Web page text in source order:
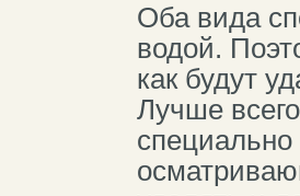
Оба вида
водой.
как будут
Лучше